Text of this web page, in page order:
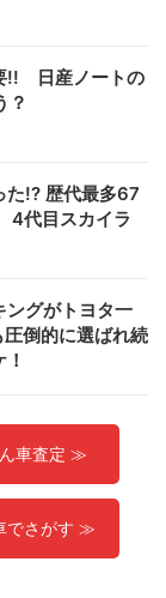
!! 日産ノートの
？
た!? 歴代最多67
4代目スカイラ
ングがトヨタ一
倒的に選ばれ続
車査定 ≫
でさがす ≫